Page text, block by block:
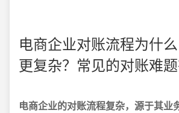
电商企业对账流程为什
更复杂？常见的对账难题
电商企业的对账流程复杂，源于其业